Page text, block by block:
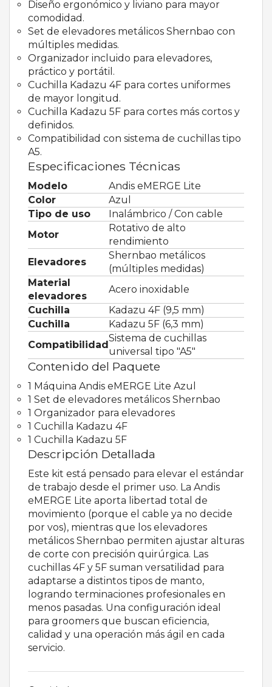
Diseño ergonómico y liviano para mayor
comodidad.
Set de elevadores metálicos Shernbao con
múltiples medidas.
Organizador incluido para elevadores,
práctico y portátil.
Cuchilla Kadazu 4F para cortes uniformes
de mayor longitud.
Cuchilla Kadazu 5F para cortes más cortos y
definidos.
Compatibilidad con sistema de cuchillas tipo
A5.
Especificaciones Técnicas
Modelo
Andis eMERGE Lite
Color
Azul
Tipo de uso
Inalámbrico / Con cable
Motor
Rotativo de alto
rendimiento
Elevadores
Shernbao metálicos
(múltiples medidas)
Material
elevadores
Acero inoxidable
Cuchilla
Kadazu 4F (9,5 mm)
Cuchilla
Kadazu 5F (6,3 mm)
Compatibilidad
Sistema de cuchillas
universal tipo "A5"
Contenido del Paquete
1 Máquina Andis eMERGE Lite Azul
1 Set de elevadores metálicos Shernbao
1 Organizador para elevadores
1 Cuchilla Kadazu 4F
1 Cuchilla Kadazu 5F
Descripción Detallada
Este kit está pensado para elevar el estándar
de trabajo desde el primer uso. La Andis
eMERGE Lite aporta libertad total de
movimiento (porque el cable ya no decide
por vos), mientras que los elevadores
metálicos Shernbao permiten ajustar alturas
de corte con precisión quirúrgica. Las
cuchillas 4F y 5F suman versatilidad para
adaptarse a distintos tipos de manto,
logrando terminaciones profesionales en
menos pasadas. Una configuración ideal
para groomers que buscan eficiencia,
calidad y una operación más ágil en cada
servicio.